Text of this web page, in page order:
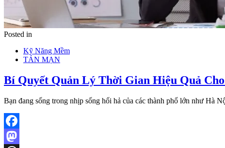
Posted in
Kỹ Năng Mềm
TẢN MẠN
Bí Quyết Quản Lý Thời Gian Hiệu Quả
Bạn đang sống trong nhịp sống hối hả của các thành phố lớn như Hà
Facebook